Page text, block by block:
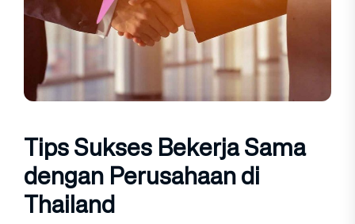
Tips Sukses Bekerja Sama
dengan Perusahaan di
Thailand